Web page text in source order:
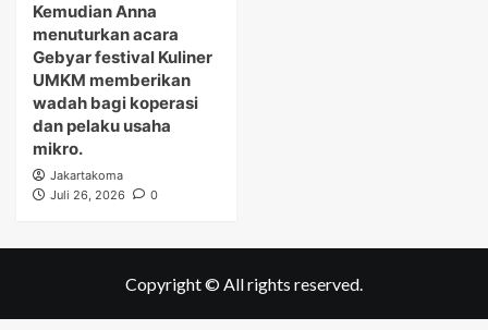
Kemudian Anna
menuturkan acara
Gebyar festival Kuliner
UMKM memberikan
wadah bagi koperasi
dan pelaku usaha
mikro.
Jakartakoma
Juli 26, 2026
0
Copyright © All rights reserved.